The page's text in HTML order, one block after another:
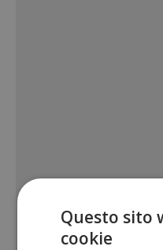
Questo sito
cookie